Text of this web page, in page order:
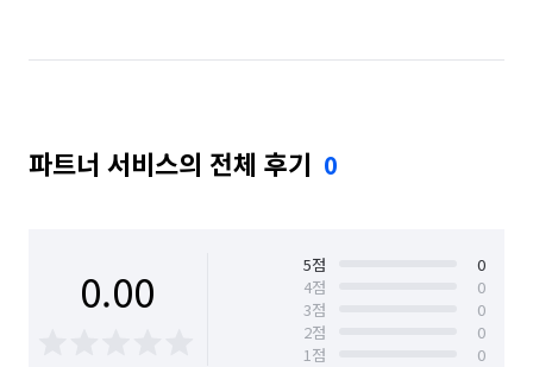
파트너 서비스의 전체 후기 0
0.00 5점
0
4점
0
3점
0
2점
0
1점
0